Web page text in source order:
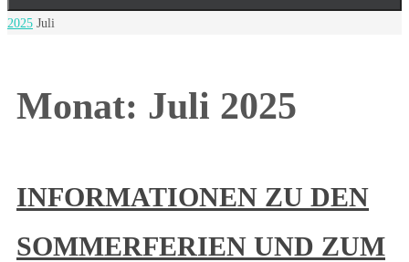
Start
2025 Juli
Monat: Juli 2025
INFORMATIONEN ZU DEN
SOMMERFERIEN UND ZUM